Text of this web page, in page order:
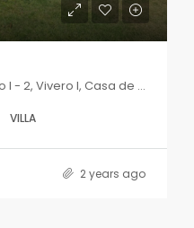
Casa de Campo, Calle Vivero I - 2, Vivero I, Casa de Campo, La Romana, 22000, República Dominicana
VILLA
2 years ago